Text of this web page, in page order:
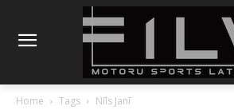
Home Tags Nīls Janī